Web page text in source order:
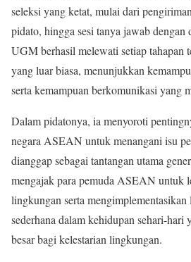
seleksi yang ketat, mulai dari
pidato, hingga sesi tanya jawab
UGM berhasil melewati setiap tahapan
yang luar biasa, menunjukkan
serta kemampuan berkomunikasi yang
Dalam pidatonya, ia menyoroti
negara ASEAN untuk menangani isu
dianggap sebagai tantangan utama
mengajak para pemuda ASEAN untuk
lingkungan serta
sederhana dalam kehidupan sehari-hari
besar bagi kelestarian lingkungan.